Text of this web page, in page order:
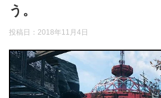
う。
投稿日： 2018年11月4日